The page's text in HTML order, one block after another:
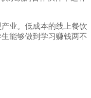
业。低成本的线上餐饮
能够做到学习赚钱两不